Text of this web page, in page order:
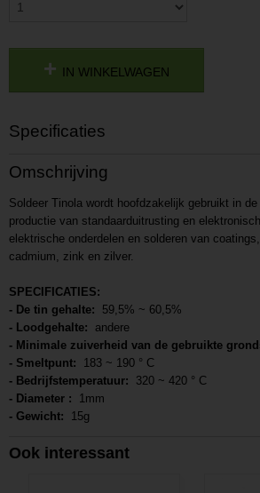
IN WINKELWAGEN
Specificaties
Productcode
P201702101343
Productcode leverancier
L201702101343
Omschrijving
Soldeer Tinola wordt hoofdzakelijk gebruikt in
productie van standaarduitrusting en
elektrische onderdelen en solderen van
cadmium, zink en zilver.
SPECIFICATIES:
- De tin gehalte: 59,5% ~ 60,5%
- Loodgehalte: andere
- Minimale zuiverheid van de gebruikte
- Smeltpunt: 183 ~ 190 ° C
- Bedrijfstemperatuur: 320 ~ 420 ° C
- Diameter : 1mm
- Gewicht:
15g
Ook interessant